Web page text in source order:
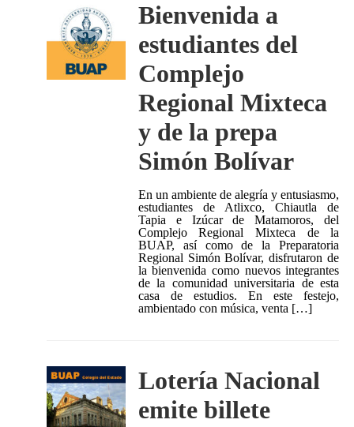
Bienvenida a
estudiantes del
Complejo
Regional Mixteca
y de la prepa
Simón Bolívar
En un ambiente de alegría y entusiasmo,
estudiantes de Atlixco, Chiautla de
Tapia e Izúcar de Matamoros, del
Complejo Regional Mixteca de la
BUAP, así como de la Preparatoria
Regional Simón Bolívar, disfrutaron de
la bienvenida como nuevos integrantes
de la comunidad universitaria de esta
casa de estudios. En este festejo,
ambientado con música, venta […]
Lotería Nacional
emite billete